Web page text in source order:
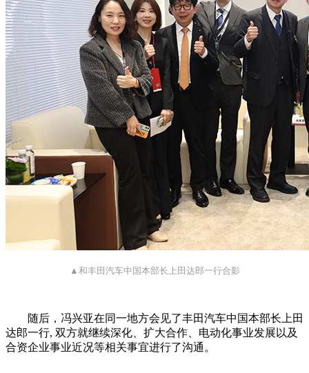
▲和丰田汽车中国本部长上田达郎一行合影
随后，冯兴亚在同一地方会见了丰田汽车中国本部长上田
达郎一行, 双方就继续深化、扩大合作、电动化事业发展以及
合资企业事业近况等相关事宜进行了沟通。